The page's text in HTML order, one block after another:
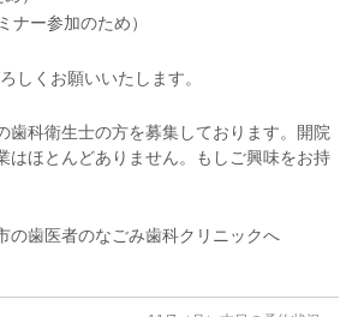
ー参加のため）
しくお願いいたします。
科衛生士の方を募集しております。開院
はほとんどありません。もしご興味をお持
の歯医者のなごみ歯科クリニックへ